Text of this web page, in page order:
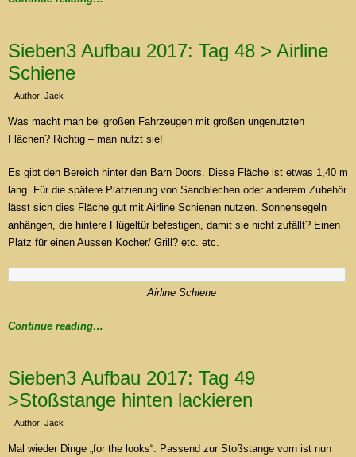
Sieben3 Aufbau 2017: Tag 48 > Airline
Schiene
Author: Jack
Was macht man bei großen Fahrzeugen mit großen ungenutzten
Flächen? Richtig – man nutzt sie!
Es gibt den Bereich hinter den Barn Doors. Diese Fläche ist etwas 1,40 m
lang. Für die spätere Platzierung von Sandblechen oder anderem Zubehör
lässt sich dies Fläche gut mit Airline Schienen nutzen. Sonnensegeln
anhängen, die hintere Flügeltür befestigen, damit sie nicht zufällt? Einen
Platz für einen Aussen Kocher/ Grill? etc. etc.
Airline Schiene
Continue reading…
Sieben3 Aufbau 2017: Tag 49
>Stoßstange hinten lackieren
Author: Jack
Mal wieder Dinge „for the looks“. Passend zur Stoßstange vorn ist nun